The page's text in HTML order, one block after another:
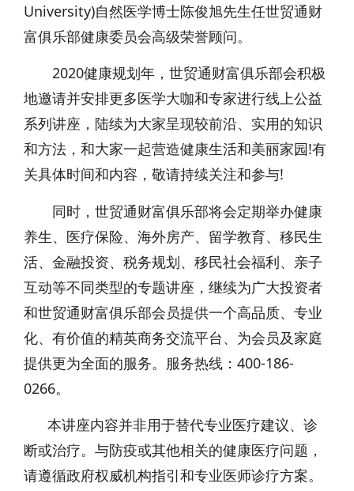
University)自然医学博士陈俊旭先生任世贸通财
富俱乐部健康委员会高级荣誉顾问。
2020健康规划年，世贸通财富俱乐部会积极
地邀请并安排更多医学大咖和专家进行线上公益
系列讲座，陆续为大家呈现较前沿、实用的知识
和方法，和大家一起营造健康生活和美丽家园!有
关具体时间和内容，敬请持续关注和参与!
同时，世贸通财富俱乐部将会定期举办健康
养生、医疗保险、海外房产、留学教育、移民生
活、金融投资、税务规划、移民社会福利、亲子
互动等不同类型的专题讲座，继续为广大投资者
和世贸通财富俱乐部会员提供一个高品质、专业
化、有价值的精英商务交流平台、为会员及家庭
提供更为全面的服务。服务热线：400-186-
0266。
本讲座内容并非用于替代专业医疗建议、诊
断或治疗。与防疫或其他相关的健康医疗问题，
请遵循政府权威机构指引和专业医师诊疗方案。